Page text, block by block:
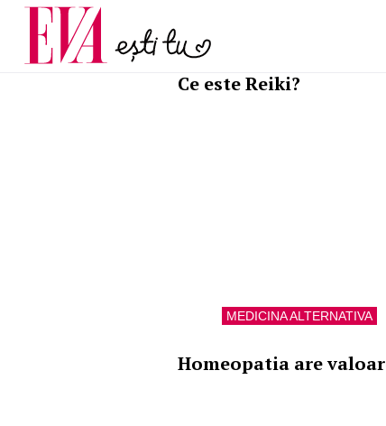
Ce este Reiki?
MEDICINA ALTERNATIVA
Homeopatia are
Carieră
Actualitate
pe măsură ce